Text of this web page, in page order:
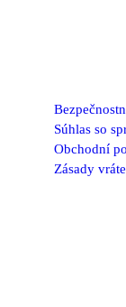
Súhlas so
Obchodní
Zásady